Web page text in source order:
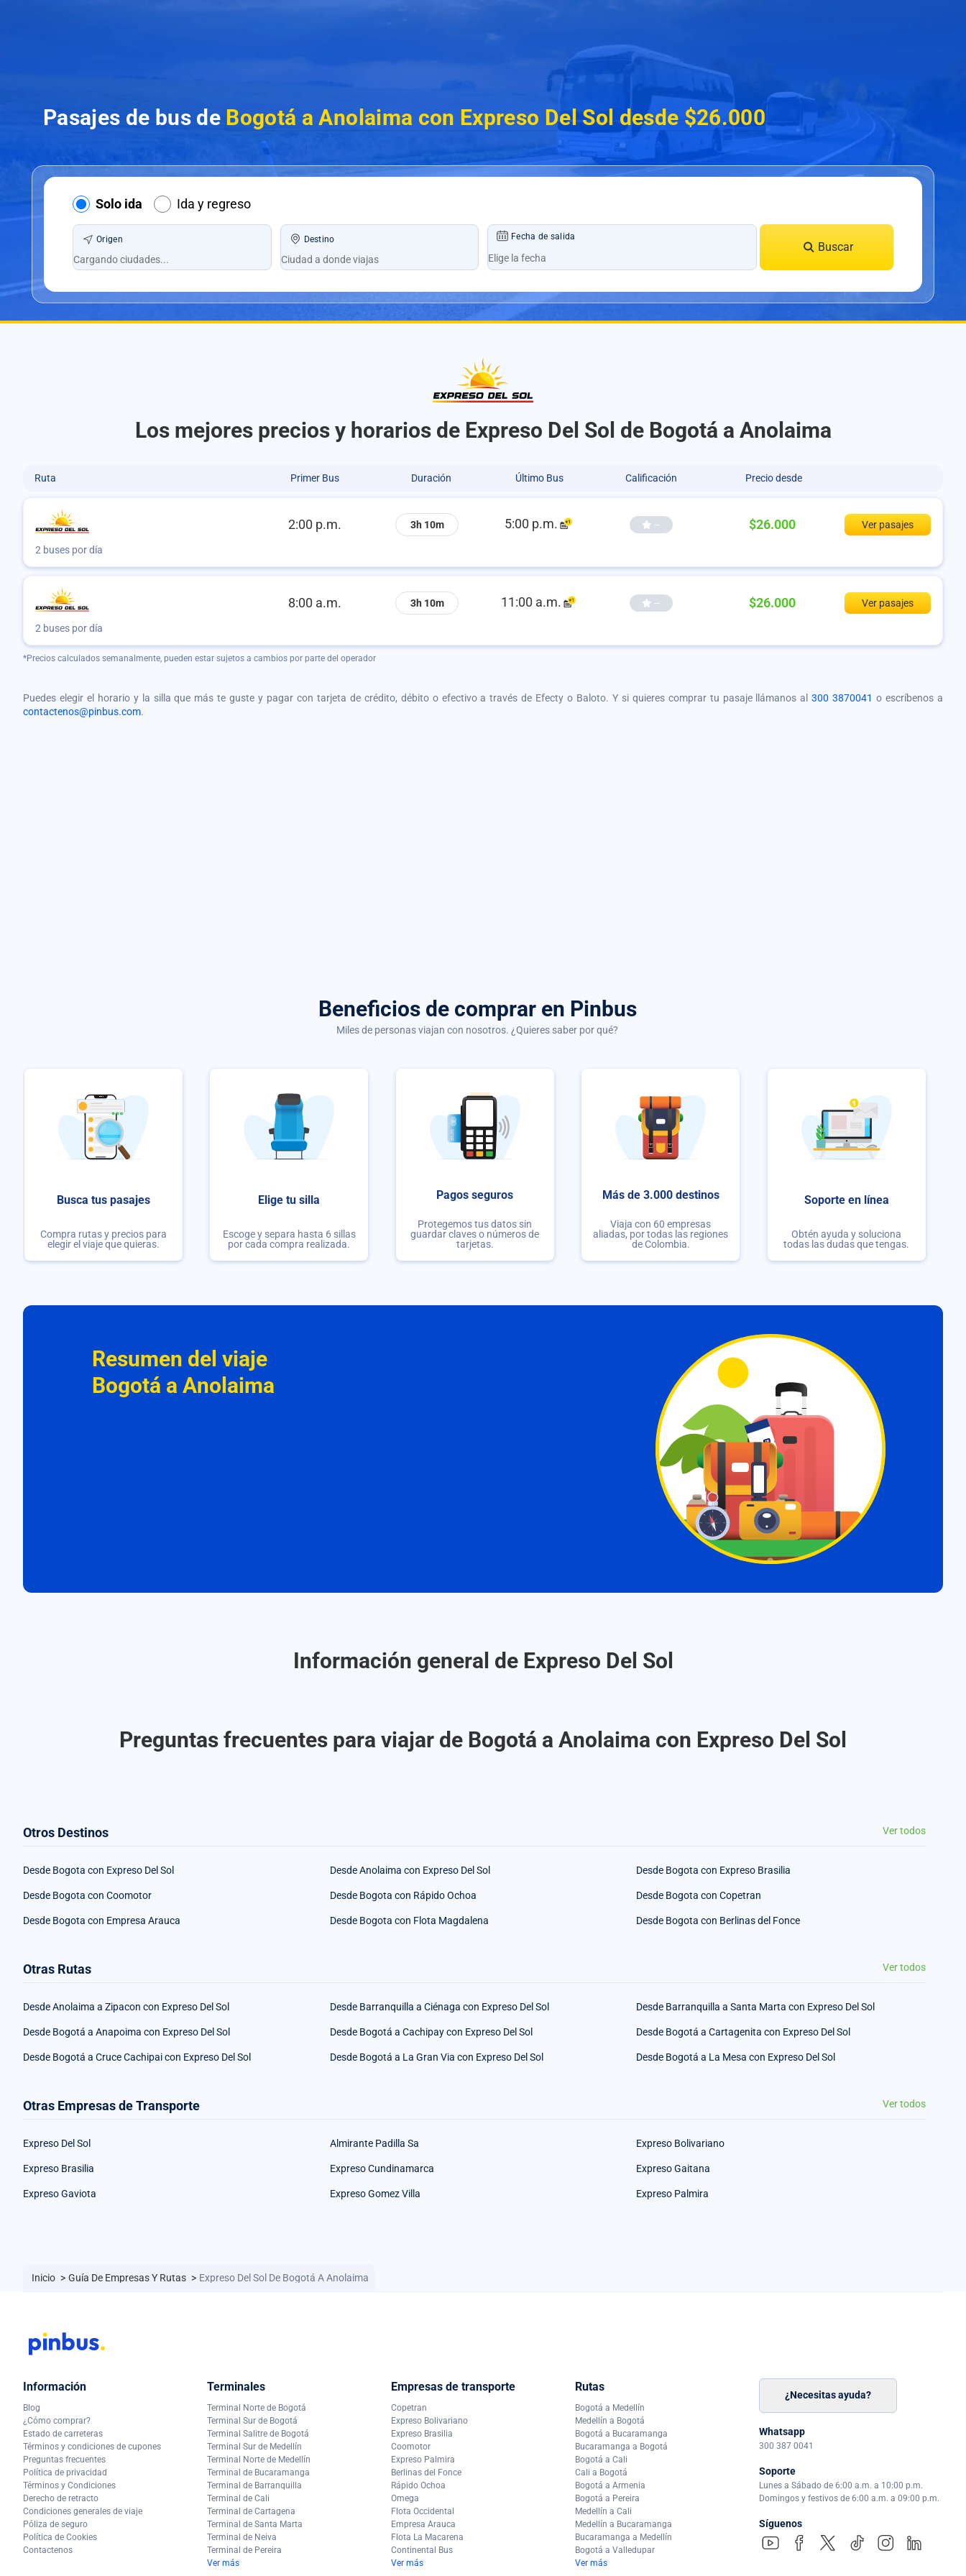
Pasajes de bus de Bogotá a Anolaima con Expreso Del Sol desde $26.000
Solo ida Ida y regreso
Origen Destino Fecha de salida
Buscar
Los mejores precios y horarios de Expreso Del Sol de Bogotá a Anolaima
Ruta Primer Bus Duración Último Bus Calificación Precio desde
2:00 p.m. 3h 10m 5:00 p.m. -- $26.000 Ver pasajes
2 buses por día
8:00 a.m. 3h 10m 11:00 a.m. -- $26.000 Ver pasajes
2 buses por día
*Precios calculados semanalmente, pueden estar sujetos a cambios por parte del operador
Puedes elegir el horario y la silla que más te guste y pagar con tarjeta de crédito, débito o efectivo a través de Efecty o Baloto. Y si quieres comprar tu pasaje llámanos al300 3870041 o escríbenos a
contactenos@pinbus.com.
Beneficios de comprar en Pinbus
Miles de personas viajan con nosotros. ¿Quieres saber por qué?
Busca tus pasajes
Compra rutas y precios para
elegir el viaje que quieras.
Elige tu silla
Escoge y separa hasta 6 sillas
por cada compra realizada.
Pagos seguros
Protegemos tus datos sin
guardar claves o números de
tarjetas.
Más de 3.000 destinos
Viaja con 60 empresas
aliadas, por todas las regiones
de Colombia.
Soporte en línea
Obtén ayuda y soluciona
todas las dudas que tengas.
Resumen del viaje
Bogotá a Anolaima
Información general de Expreso Del Sol
Preguntas frecuentes para viajar de Bogotá a Anolaima con Expreso Del Sol
Otros Destinos Ver todos
Desde Bogota con Expreso Del Sol Desde Anolaima con Expreso Del Sol Desde Bogota con Expreso Brasilia
Desde Bogota con Coomotor Desde Bogota con Rápido Ochoa Desde Bogota con Copetran
Desde Bogota con Empresa Arauca Desde Bogota con Flota Magdalena Desde Bogota con Berlinas del Fonce
Otras Rutas Ver todos
Desde Anolaima a Zipacon con Expreso Del Sol Desde Barranquilla a Ciénaga con Expreso Del Sol Desde Barranquilla a Santa Marta con Expreso Del Sol
Desde Bogotá a Anapoima con Expreso Del Sol Desde Bogotá a Cachipay con Expreso Del Sol Desde Bogotá a Cartagenita con Expreso Del Sol
Desde Bogotá a Cruce Cachipai con Expreso Del Sol Desde Bogotá a La Gran Via con Expreso Del Sol Desde Bogotá a La Mesa con Expreso Del Sol
Otras Empresas de Transporte Ver todos
Expreso Del Sol Almirante Padilla Sa Expreso Bolivariano
Expreso Brasilia Expreso Cundinamarca Expreso Gaitana
Expreso Gaviota Expreso Gomez Villa Expreso Palmira
Inicio > Guía De Empresas Y Rutas > Expreso Del Sol De Bogotá A Anolaima
Información
Blog
¿Cómo comprar?
Estado de carreteras
Términos y condiciones de cupones
Preguntas frecuentes
Política de privacidad
Términos y Condiciones
Derecho de retracto
Condiciones generales de viaje
Póliza de seguro
Política de Cookies
Contactenos
Terminales
Terminal Norte de Bogotá
Terminal Sur de Bogotá
Terminal Salitre de Bogotá
Terminal Sur de Medellín
Terminal Norte de Medellín
Terminal de Bucaramanga
Terminal de Barranquilla
Terminal de Cali
Terminal de Cartagena
Terminal de Santa Marta
Terminal de Neiva
Terminal de Pereira
Ver más
Empresas de transporte
Copetran
Expreso Bolivariano
Expreso Brasilia
Coomotor
Expreso Palmira
Berlinas del Fonce
Rápido Ochoa
Omega
Flota Occidental
Empresa Arauca
Flota La Macarena
Continental Bus
Ver más
Rutas
Bogotá a Medellín
Medellín a Bogotá
Bogotá a Bucaramanga
Bucaramanga a Bogotá
Bogotá a Cali
Cali a Bogotá
Bogotá a Armenia
Bogotá a Pereira
Medellín a Cali
Medellín a Bucaramanga
Bucaramanga a Medellín
Bogotá a Valledupar
Ver más
¿Necesitas ayuda?
Whatsapp
300 387 0041
Soporte
Lunes a Sábado de 6:00 a.m. a 10:00 p.m.
Domingos y festivos de 6:00 a.m. a 09:00 p.m.
Síguenos